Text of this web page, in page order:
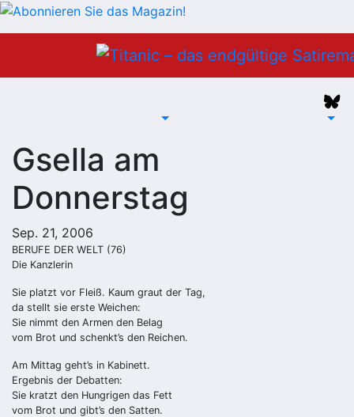
Gsella am
Donnerstag
Sep. 21, 2006
BERUFE DER WELT (76)
Die Kanzlerin
Sie platzt vor Fleiß. Kaum graut der Tag,
da stellt sie erste Weichen:
Sie nimmt den Armen den Belag
vom Brot und schenkt’s den Reichen.
Am Mittag geht’s in Kabinett.
Ergebnis der Debatten:
Sie kratzt den Hungrigen das Fett
vom Brot und gibt’s den Satten.